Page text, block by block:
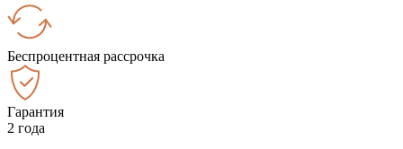
Беспроцентная рассрочка
Гарантия
2 года